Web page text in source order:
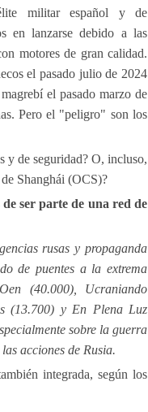
militar español y de
en lanzarse debido a las
motores de gran calidad.
el pasado julio de 2024
el pasado marzo de
Pero el "peligro" son los
y de seguridad? O, incluso,
Shanghái (OCS)?
de ser parte de una red de
rusas y propaganda
de puentes a la extrema
(40.000), Ucraniando
(13.700) y En Plena Luz
sobre la guerra
acciones de Rusia.
integrada, según los